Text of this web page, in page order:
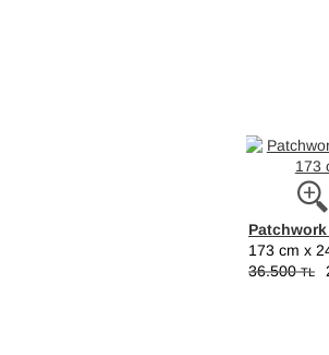
Patchwork
173 cm x
36.500TL